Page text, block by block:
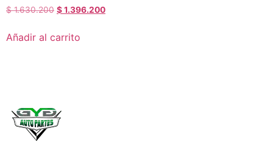
$1.630.200 $1.396.200
Añadir al carrito